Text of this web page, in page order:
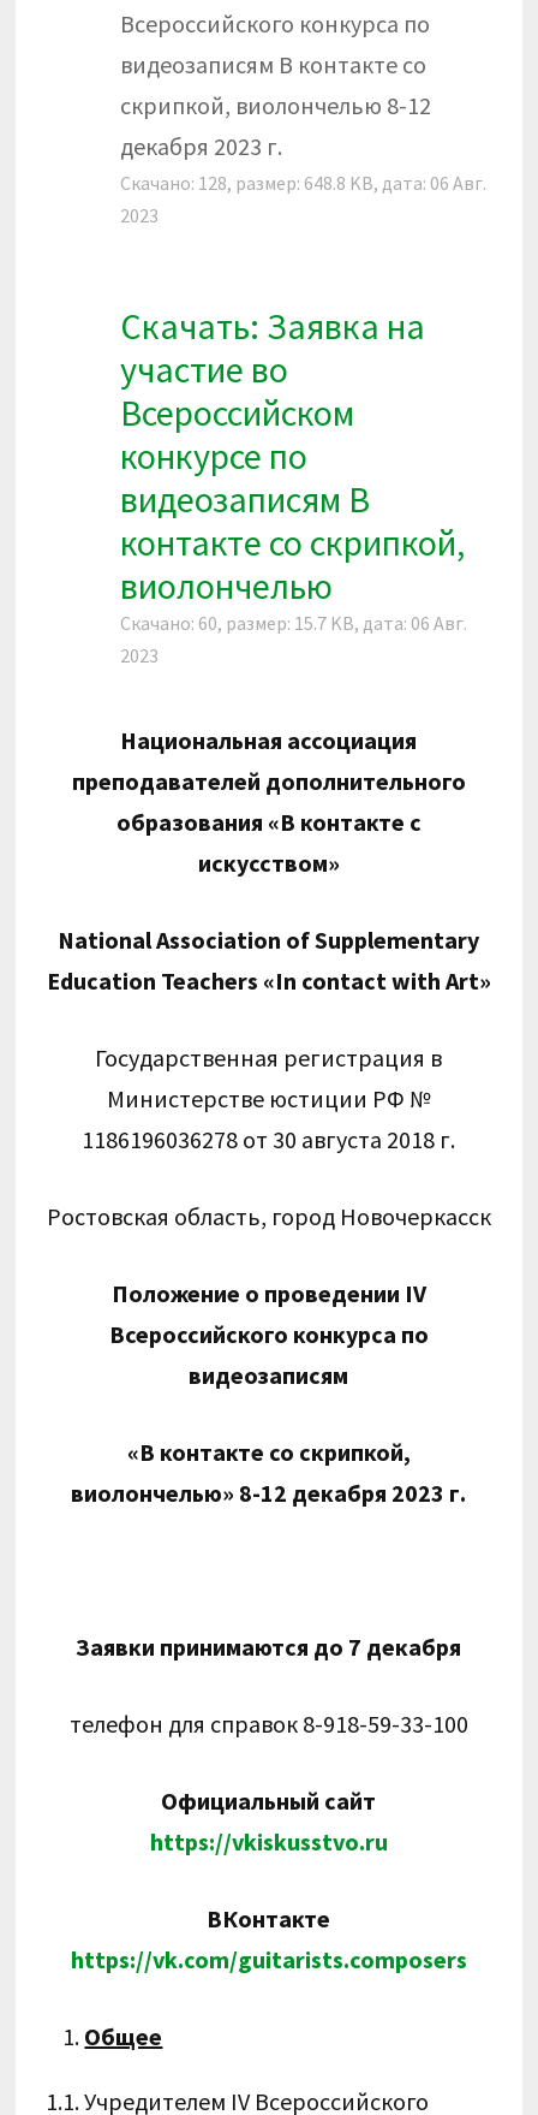
Всероссийского конкурса по
видеозаписям В контакте со
скрипкой, виолончелью 8-12
декабря 2023 г.
Скачано: 128, размер: 648.8 KB, дата: 06 Авг.
2023
Скачать: Заявка на
участие во
Всероссийском
конкурсе по
видеозаписям В
контакте со скрипкой,
виолончелью
Скачано: 60, размер: 15.7 KB, дата: 06 Авг.
2023
Национальная ассоциация
преподавателей дополнительного
образования «В контакте с
искусством»
National Association of Supplementary
Education Teachers «In contactwith Art»
Государственная регистрация в
Министерстве юстиции РФ №
1186196036278 от 30 августа 2018 г.
Ростовская область, город Новочеркасск
Положение о проведении IV
Всероссийского конкурса по
видеозаписям
«В контакте со скрипкой,
виолончелью» 8-12 декабря 2023 г.
Заявки принимаются до 7 декабря
телефон для справок 8-918-59-33-100
Официальный сайт
https://vkiskusstvo.ru
ВКонтакте
https://vk.com/guitarists.composers
Общее
1.1. Учредителем IV Всероссийского